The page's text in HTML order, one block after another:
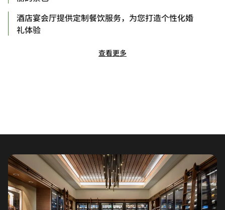
酒店宴会厅提供定制餐饮服务，为您打造个性化婚
礼体验
查看更多